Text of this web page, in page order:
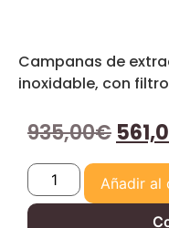
Campanas de
inoxidable, con
935,00€
Añadir al